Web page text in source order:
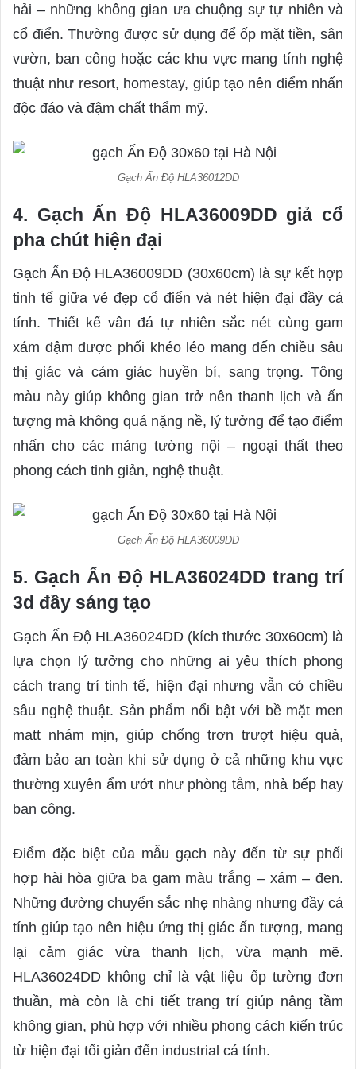
hải – những không gian ưa chuộng sự tự nhiên và
cổ điển. Thường được sử dụng để ốp mặt tiền, sân
vườn, ban công hoặc các khu vực mang tính nghệ
thuật như resort, homestay, giúp tạo nên điểm nhấn
độc đáo và đậm chất thẩm mỹ.
Gạch Ấn Độ HLA36012DD
4. Gạch Ấn Độ HLA36009DD giả cổ
pha chút hiện đại
Gạch Ấn Độ HLA36009DD (30x60cm) là sự kết hợp
tinh tế giữa vẻ đẹp cổ điển và nét hiện đại đầy cá
tính. Thiết kế vân đá tự nhiên sắc nét cùng gam
xám đậm được phối khéo léo mang đến chiều sâu
thị giác và cảm giác huyền bí, sang trọng. Tông
màu này giúp không gian trở nên thanh lịch và ấn
tượng mà không quá nặng nề, lý tưởng để tạo điểm
nhấn cho các mảng tường nội – ngoại thất theo
phong cách tinh giản, nghệ thuật.
Gạch Ấn Độ HLA36009DD
5. Gạch Ấn Độ HLA36024DD trang trí
3d đầy sáng tạo
Gạch Ấn Độ HLA36024DD (kích thước 30x60cm) là
lựa chọn lý tưởng cho những ai yêu thích phong
cách trang trí tinh tế, hiện đại nhưng vẫn có chiều
sâu nghệ thuật. Sản phẩm nổi bật với bề mặt men
matt nhám mịn, giúp chống trơn trượt hiệu quả,
đảm bảo an toàn khi sử dụng ở cả những khu vực
thường xuyên ẩm ướt như phòng tắm, nhà bếp hay
ban công.
Điểm đặc biệt của mẫu gạch này đến từ sự phối
hợp hài hòa giữa ba gam màu trắng – xám – đen.
Những đường chuyển sắc nhẹ nhàng nhưng đầy cá
tính giúp tạo nên hiệu ứng thị giác ấn tượng, mang
lại cảm giác vừa thanh lịch, vừa mạnh mẽ.
HLA36024DD không chỉ là vật liệu ốp tường đơn
thuần, mà còn là chi tiết trang trí giúp nâng tầm
không gian, phù hợp với nhiều phong cách kiến trúc
từ hiện đại tối giản đến industrial cá tính.